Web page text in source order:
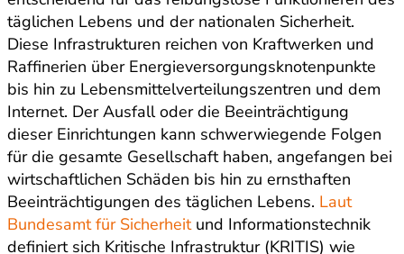
täglichen Lebens und der nationalen Sicherheit.
Diese Infrastrukturen reichen von Kraftwerken und
Raffinerien über Energieversorgungsknotenpunkte
bis hin zu Lebensmittelverteilungszentren und dem
Internet. Der Ausfall oder die Beeinträchtigung
dieser Einrichtungen kann schwerwiegende Folgen
für die gesamte Gesellschaft haben, angefangen bei
wirtschaftlichen Schäden bis hin zu ernsthaften
Beeinträchtigungen des täglichen Lebens. Laut
Bundesamt für Sicherheit und Informationstechnik
definiert sich Kritische Infrastruktur (KRITIS) wie